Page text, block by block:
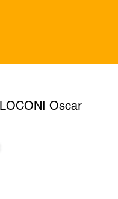
Oscar